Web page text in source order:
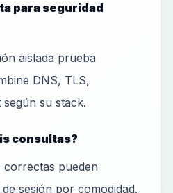
para seguridad
aislada prueba
DNS, TLS,
su stack.
consultas?
correctas pueden
sesión por comodidad.